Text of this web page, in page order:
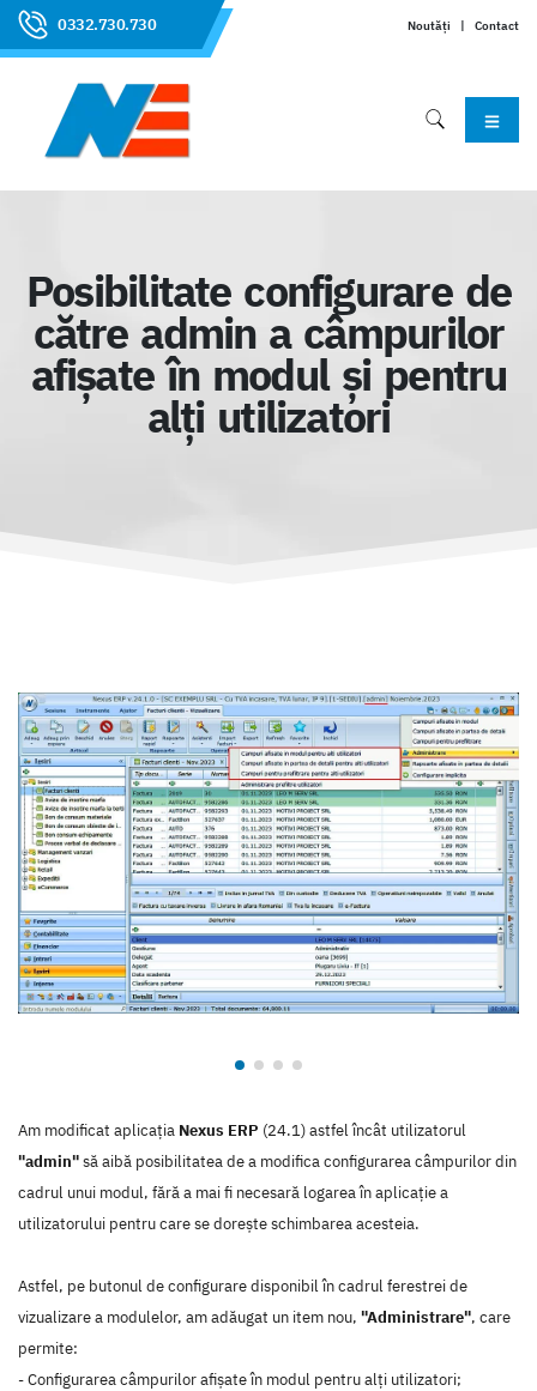
0332.730.730 Noutăți | Contact
Posibilitate configurare de
către admin a câmpurilor
afișate în modul și pentru
alți utilizatori
Am modificat aplicația Nexus ERP (24.1) astfel încât utilizatorul
"admin"să aibă posibilitatea de a modifica configurarea câmpurilor din
cadrul unui modul, fără a mai fi necesară logarea în aplicație a
utilizatorului pentru care se dorește schimbarea acesteia.
Astfel, pe butonul de configurare disponibil în cadrul ferestrei de
vizualizare a modulelor, am adăugat un item nou, "Administrare", care
permite:
- Configurarea câmpurilor afișate în modul pentru alți utilizatori;